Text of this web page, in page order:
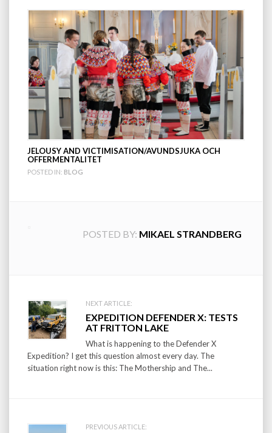
JELOUSY AND VICTIMISATION/AVUNDSJUKA OCH
OFFERMENTALITET
POSTED IN: BLOG
POSTED BY: MIKAEL STRANDBERG
Post
navigation
NEXT ARTICLE:
EXPEDITION DEFENDER X: TESTS
AT FRITTON LAKE
What is happening to the Defender X
Expedition? I get this question almost every day. The
situation right now is this: The Mothership and The...
PREVIOUS ARTICLE: